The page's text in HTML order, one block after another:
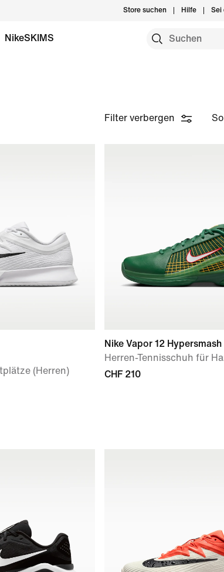
Store suchen Hilfe Sei
NikeSKIMS
Filter verbergen
(Herren)
Nike Vapor 12 Hypersmash
Herren-Tennisschuh für
CHF 210